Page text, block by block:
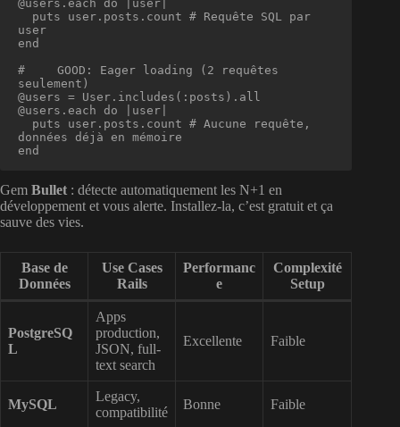
@users.each do |user|
user
end
#
GOOD: Eager loading (2 requêtes
seulement)
@users = User.includes(:posts).all
@users.each do |user|
données déjà en mémoire
end
Gem Bullet : détecte automatiquement les N+1 en
développement et vous alerte. Installez-la, c’est gratuit et ça
sauve des vies.
Base de
Données
Use Cases
Rails
Performanc
e
Complexité
Setup
PostgreSQ
L
Apps
production,
JSON, full-
text search
Excellente Faible
MySQL
Legacy,
compatibilité
Bonne Faible